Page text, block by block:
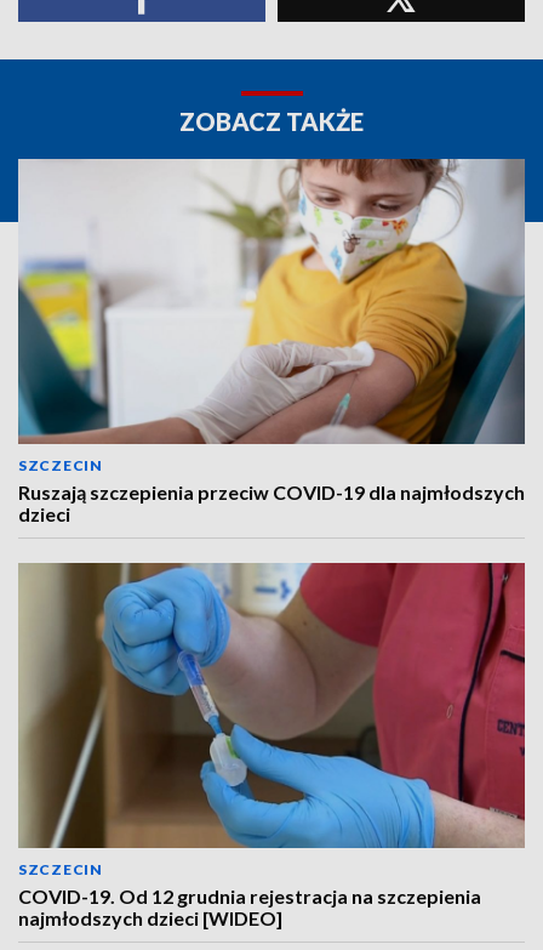
ZOBACZ TAKŻE
SZCZECIN
Ruszają szczepienia przeciw COVID-19 dla najmłodszych
dzieci
SZCZECIN
COVID-19. Od 12 grudnia rejestracja na szczepienia
najmłodszych dzieci [WIDEO]